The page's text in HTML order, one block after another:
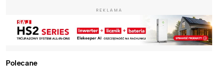
REKLAMA
Polecane